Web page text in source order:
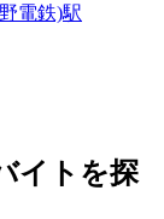
電鉄)駅
イトを探